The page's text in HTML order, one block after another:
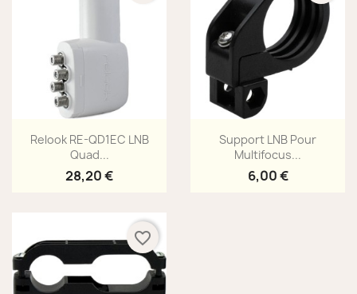
Aperçu rapide
Relook RE-QD1EC LNB
Quad...
28,20 €
Aperçu rapide
Support LNB Pour
Multifocus...
6,00 €
favorite_border